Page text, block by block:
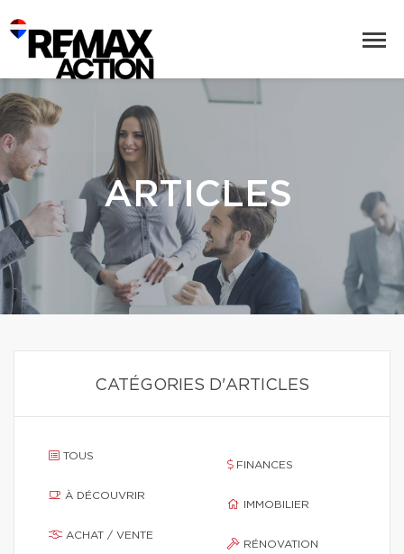
ARTICLES
CATÉGORIES D'ARTICLES
TOUS
À DÉCOUVRIR
ACHAT / VENTE
FINANCES
IMMOBILIER
RÉNOVATION